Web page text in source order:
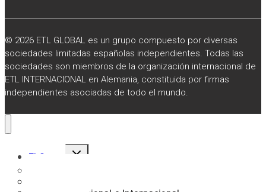
© 2026 ETL GLOBAL es un grupo compuesto por diversas
sociedades limitadas españolas independientes. Todas las
sociedades son miembros de la organización internacional de
ETL INTERNACIONAL en Alemania, constituida por firmas
independientes asociadas de todo el mundo.
El Grupo
Alternar